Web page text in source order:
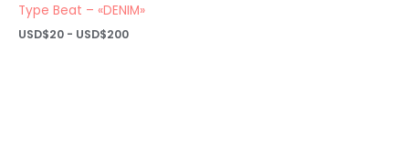
Type Beat – «DENIM»
USD$20 - USD$200Rango